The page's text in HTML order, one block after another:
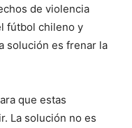
de violencia
fútbol chileno y
solución es frenar la
que estas
La solución no es